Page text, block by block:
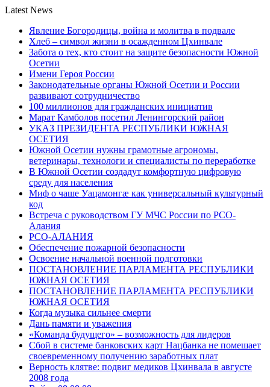
Latest News
Явление Богородицы, война и молитва в подвале
Хлеб – символ жизни в осажденном Цхинвале
Забота о тех, кто стоит на защите безопасности Южной
Осетии
Имени Героя России
Законодательные органы Южной Осетии и России
развивают сотрудничество
100 миллионов для гражданских инициатив
Марат Камболов посетил Ленингорский район
УКАЗ ПРЕЗИДЕНТА РЕСПУБЛИКИ ЮЖНАЯ
ОСЕТИЯ
Южной Осетии нужны грамотные агрономы,
ветеринары, технологи и специалисты по переработке
В Южной Осетии создадут комфортную цифровую
среду для населения
Миф о чаше Уацамонгæ как универсальный культурный
код
Встреча с руководством ГУ МЧС России по РСО-
Алания
РСО-АЛАНИЯ
Обеспечение пожарной безопасности
Освоение начальной военной подготовки
ПОСТАНОВЛЕНИЕ ПАРЛАМЕНТА РЕСПУБЛИКИ
ЮЖНАЯ ОСЕТИЯ
ПОСТАНОВЛЕНИЕ ПАРЛАМЕНТА РЕСПУБЛИКИ
ЮЖНАЯ ОСЕТИЯ
Когда музыка сильнее смерти
Дань памяти и уважения
«Команда будущего» – возможность для лидеров
Сбой в системе банковских карт Нацбанка не помешает
своевременному получению заработных плат
Верность клятве: подвиг медиков Цхинвала в августе
2008 года